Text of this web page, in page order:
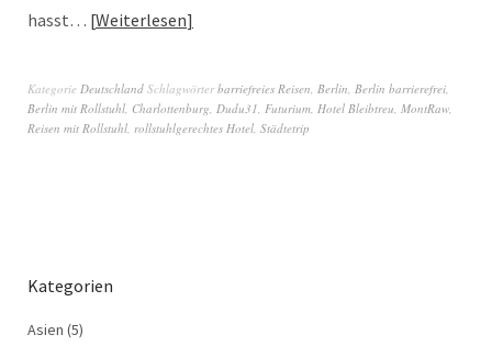
hasst… Weiterlesen
Kategorie Deutschland Schlagwörterbarriefreies Reisen, Berlin, Berlin barrierefrei,
Berlin mit Rollstuhl, Charlottenburg, Dudu31, Futurium, Hotel Bleibtreu, MontRaw,
Reisen mit Rollstuhl, rollstuhlgerechtes Hotel, Städtetrip
Kategorien
Asien (5)